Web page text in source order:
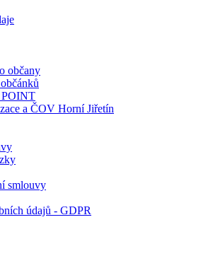
občany
POINT
a ČOV Horní Jiřetín
smlouvy
údajů - GDPR